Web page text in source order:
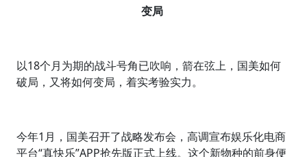
变局
以18个月为期的战斗号角已吹响，箭在弦上，国美如何
破局，又将如何变局，着实考验实力。
今年1月，国美召开了战略发布会，高调宣布娱乐化电商
平台“真快乐”APP抢先版正式上线。这个新物种的前身便